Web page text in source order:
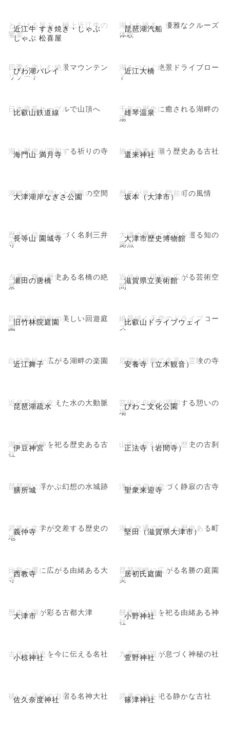
近江牛 すき焼き・しゃぶ
しゃぶ 松喜屋
とろける旨み、極上近江牛の
饗宴
琵琶湖汽船
湖上を巡る、優雅なクルーズ
体験
びわ湖バレイ
四季を楽しむ絶景マウンテン
リゾート
近江大橋
湖をつなぐ絶景ドライブロー
ド
比叡山鉄道線
日本最長ケーブルで山頂へ 雄琴温泉
千年の歴史に癒される湖畔の
湯
海門山 満月寺
湖と歴史が調和する祈りの寺 還来神社
旅の無事を願う歴史ある古社
大津湖岸なぎさ公園
湖畔を彩る憩いと散策の空間 坂本（大津市）
歴史が息づく門前町の風情
長等山 園城寺
歴史と信仰が息づく名刹三井
寺
大津市歴史博物館
大津の歴史と文化を巡る知の
拠点
瀬田の唐橋
夕景に輝く歴史ある名橋の絶
景
滋賀県立美術館
近代から現代へ広がる芸術空
間
旧竹林院庭園
四季彩る静寂の美しい回遊庭
園
比叡山ドライブウェイ
絶景続く天空のドライブコー
ス
近江舞子
白砂青松が広がる湖畔の楽園 安養寺（立木観音）
厄除け祈願で名高い霊験の寺
琵琶湖疏水
近代日本を支えた水の大動脈 びわこ文化公園
芸術と自然が調和する憩いの
場
伊豆神宮
湖の守護神を祀る歴史ある古
社
正法寺（岩間寺）
山中に佇む信仰と歴史の古刹
膳所城
琵琶湖に浮かぶ幻想の水城跡 聖衆来迎寺
浄土信仰が息づく静寂の古寺
義仲寺
武将と文学が交差する歴史の
地
堅田（滋賀県大津市）
湖上交通で栄えた歴史ある町
西教寺
比叡の麓に広がる由緒ある大
寺
居初氏庭園
琵琶湖畔に広がる名勝の庭園
美
大津市
歴史と湖が彩る古都大津 小野神社
餅作りの祖を祀る由緒ある神
社
小椋神社
古代の歴史を今に伝える名社 萱野神社
九帝王伝説が息づく神秘の社
佐久奈度神社
祓いと浄化の力宿る名神大社 篠津神社
武勇の神を祀る静かな古社